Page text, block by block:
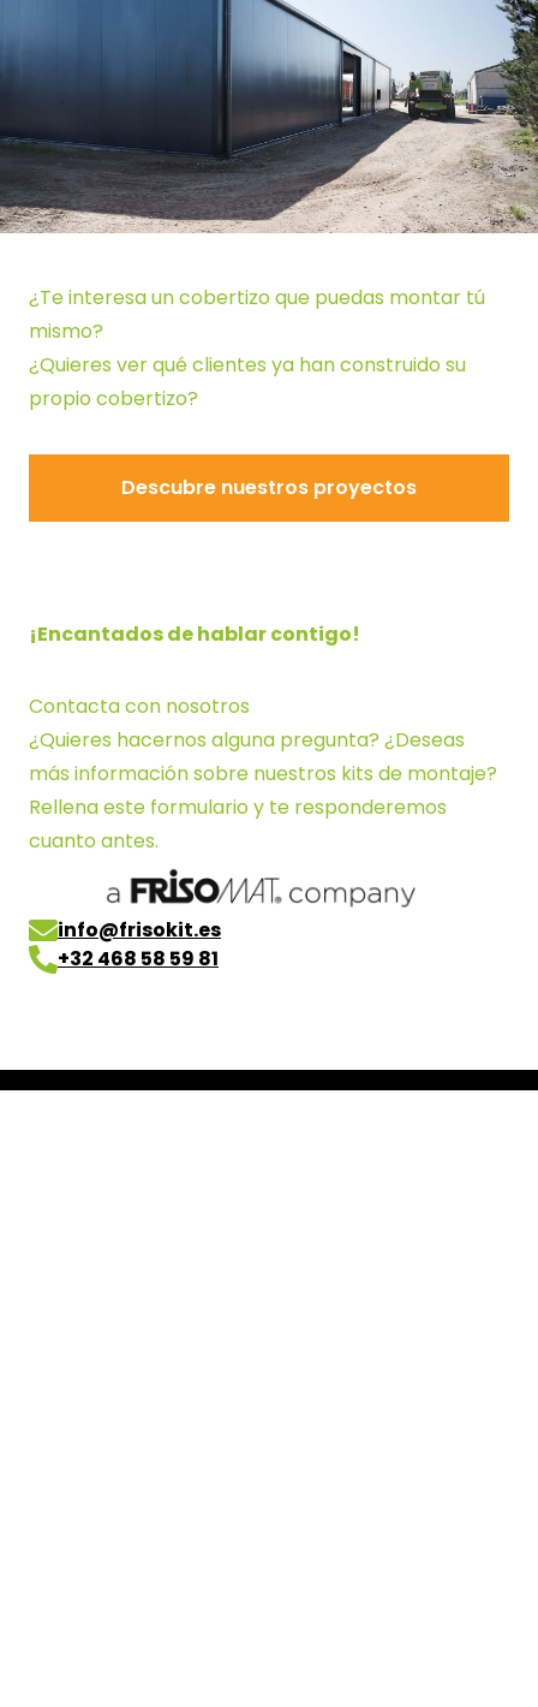
¿Te interesa un cobertizo que puedas montar tú
mismo?
¿Quieres ver qué clientes ya han construido su
propio cobertizo?
Descubre nuestros
Descubre nuestros proyectos
¡Encantados de hablar contigo!
Contacta con nosotros
¿Quieres hacernos alguna pregunta? ¿Deseas
más información sobre nuestros kits de montaje?
Rellena este formulario y te responderemos
cuanto antes.
info@frisokit.es
+32 468 58 59 81